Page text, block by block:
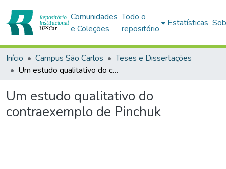
Comunidades
e Coleções
Todo o
repositório
Estatísticas
Início Campus São Carlos
Teses e Dissertações
Um estudo qualitativo do contraexemplo de Pinchuk
Um estudo qualitativo do
contraexemplo de Pinchuk